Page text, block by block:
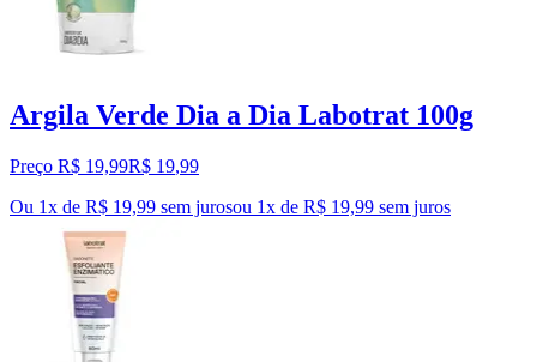
Argila Verde Dia a Dia Labotrat 100g
Preço R$ 19,99R$ 19,99
Ou 1x de R$ 19,99 sem jurosou 1x de R$ 19,99 sem juros